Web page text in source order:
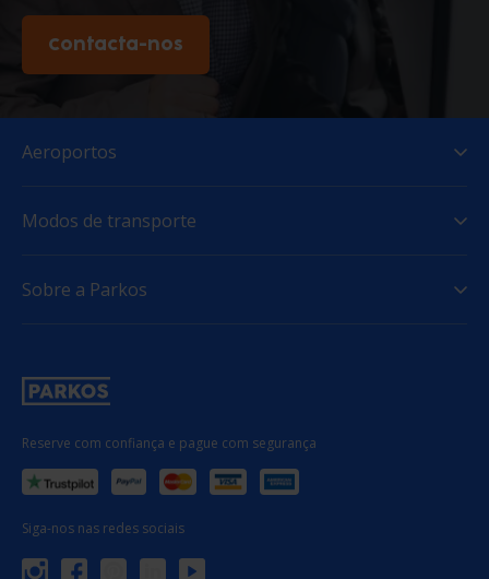
Contacta-nos
Reserve com confiança e pague com segurança
Siga-nos nas redes sociais
Aeroportos
Modos de transporte
Sobre a Parkos